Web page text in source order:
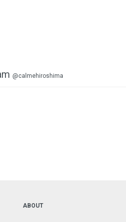
@calmehiroshima
ABOUT